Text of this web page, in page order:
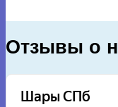
Отзывы о